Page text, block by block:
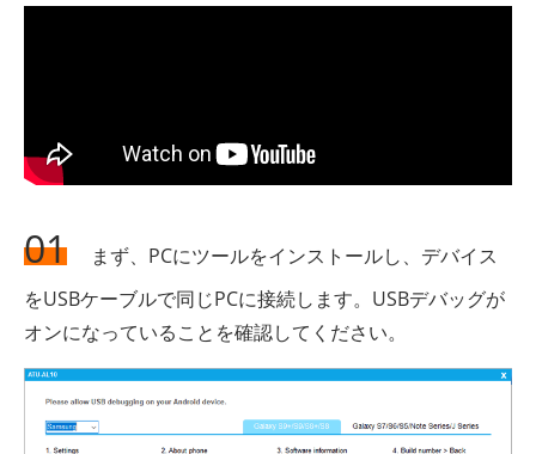
01
まず、PCにツールをインストールし、デバイス
をUSBケーブルで同じPCに接続します。USBデバッグが
オンになっていることを確認してください。